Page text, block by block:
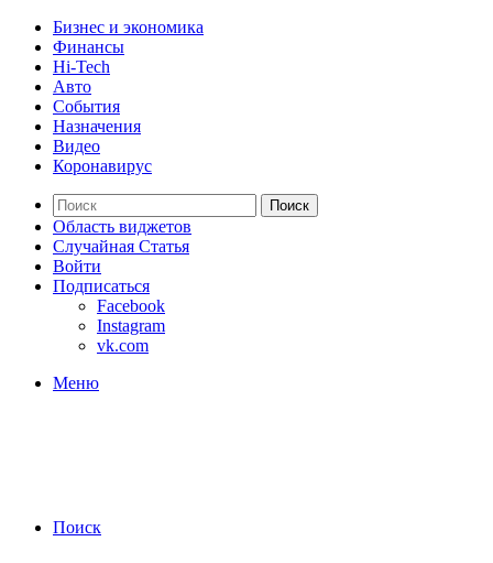
Бизнес и экономика
Финансы
Hi-Tech
Авто
События
Назначения
Видео
Коронавирус
Поиск
Область виджетов
Случайная Статья
Войти
Подписаться
Facebook
Instagram
vk.com
Меню
Поиск